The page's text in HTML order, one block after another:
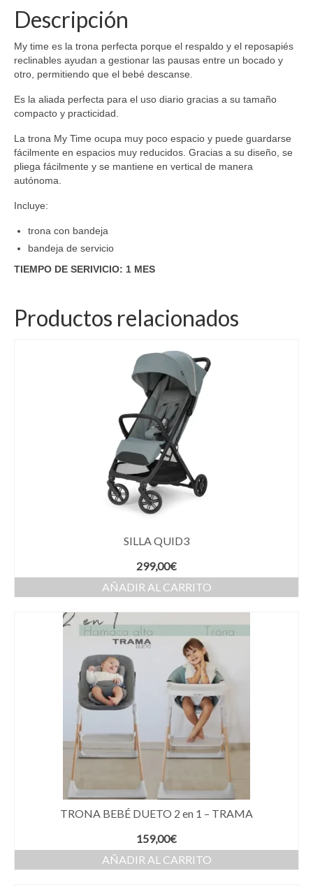
Descripción
My time es la trona perfecta porque el respaldo y el reposapiés
reclinables ayudan a gestionar las pausas entre un bocado y
otro, permitiendo que el bebé descanse.
Es la aliada perfecta para el uso diario gracias a su tamaño
compacto y practicidad.
La trona My Time ocupa muy poco espacio y puede guardarse
fácilmente en espacios muy reducidos. Gracias a su diseño, se
pliega fácilmente y se mantiene en vertical de manera
autónoma.
Incluye:
trona con bandeja
bandeja de servicio
TIEMPO DE SERIVICIO: 1 MES
Productos relacionados
SILLA QUID3
299,00€
AÑADIR AL CARRITO
TRONA BEBÉ DUETO 2 en 1 – TRAMA
159,00€
AÑADIR AL CARRITO